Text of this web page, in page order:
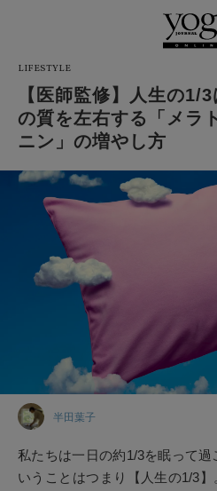
LIFESTYLE
【医師監修】人生の1/
の質を左右する「メラ
ニン」の増やし方
半田葉子
私たちは一日の約1/3を眠って過
いうことはつまり【人生の1/3